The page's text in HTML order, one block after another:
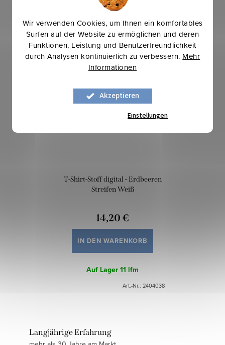
Wir verwenden Cookies, um Ihnen ein komfortables
Surfen auf der Website zu ermöglichen und deren
Funktionen, Leistung und Benutzerfreundlichkeit
durch Analysen kontinuierlich zu verbessern. Mehr
Informationen
Akzeptieren
Einstellungen
Mehr für weniger
T-Shirt-Stoff digital - Erdbeeren
Streifen Weiß
14,20 €
IN DEN WARENKORB
Auf Lager11 lfm
Art.-Nr.: 2404038
Langjährige Erfahrung